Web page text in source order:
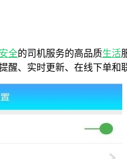
安全的司机服务的高品质生活
醒、实时更新、在线下单和